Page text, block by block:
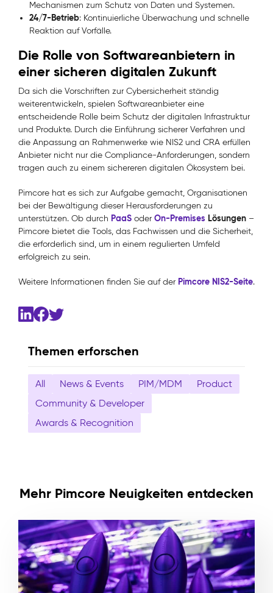
Themen erforschen
All News & Events PIM/MDM
Product
Community & Developer
Awards & Recognition
Mechanismen zum Schutz von Daten und Systemen.
24/7-Betrieb: Kontinuierliche Überwachung und schnelle
Reaktion auf Vorfälle.
Die Rolle von Softwareanbietern in
einer sicheren digitalen Zukunft
Da sich die Vorschriften zur Cybersicherheit ständig
weiterentwickeln, spielen Softwareanbieter eine
entscheidende Rolle beim Schutz der digitalen Infrastruktur
und Produkte. Durch die Einführung sicherer Verfahren und
die Anpassung an Rahmenwerke wie NIS2 und CRA erfüllen
Anbieter nicht nur die Compliance-Anforderungen, sondern
tragen auch zu einem sichereren digitalen Ökosystem bei.
Pimcore hat es sich zur Aufgabe gemacht, Organisationen
bei der Bewältigung dieser Herausforderungen zu
unterstützen. Ob durch PaaS oder On-Premises Lösungen –
Pimcore bietet die Tools, das Fachwissen und die Sicherheit,
die erforderlich sind, um in einem regulierten Umfeld
erfolgreich zu sein.
Weitere Informationen finden Sie auf der Pimcore NIS2-Seite.
Mehr Pimcore Neuigkeiten entdecken